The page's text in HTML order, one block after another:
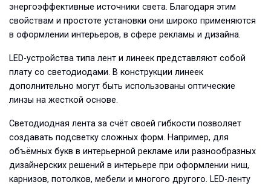
энергоэффективные источники света. Благодаря этим
свойствам и простоте установки они широко применяются
в оформлении интерьеров, в сфере рекламы и дизайна.
LED-устройства типа лент и линеек представляют собой
плату со светодиодами. В конструкции линеек
дополнительно могут быть использованы оптические
линзы на жесткой основе.
Светодиодная лента за счёт своей гибкости позволяет
создавать подсветку сложных форм. Например, для
объёмных букв в интерьерной рекламе или разнообразных
дизайнерских решений в интерьере при оформлении ниш,
карнизов, потолков, мебели и многого другого. LED-ленту